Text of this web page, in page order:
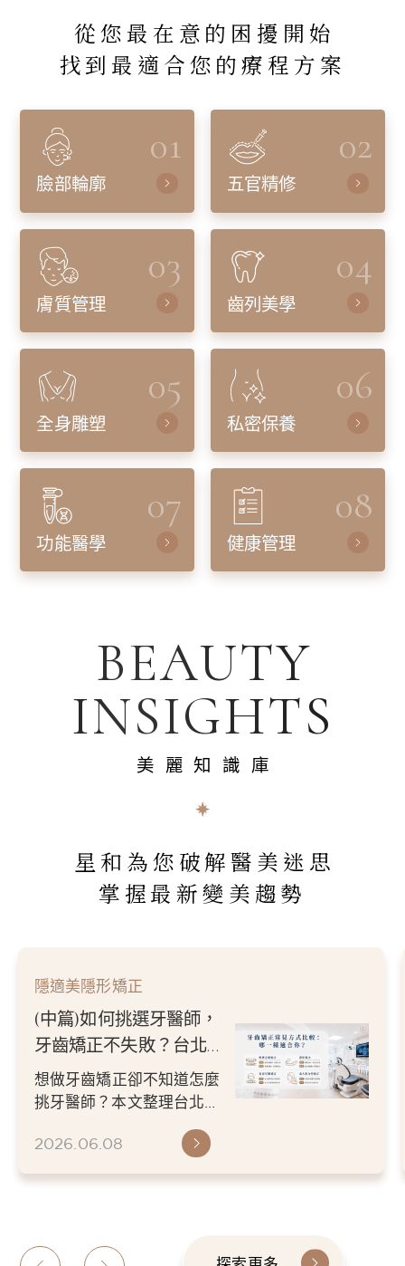
從您最在意的困擾開始
找到最適合您的療程方案
01
臉部輪廓
02
五官精修
03
膚質管理
04
齒列美學
05
全身雕塑
06
私密保養
07
功能醫學
08
健康管理
BEAUTY
INSIGHTS
美麗知識庫
星和為您破解醫美迷思
掌握最新變美趨勢
隱適美隱形矯正
(中篇)如何挑選牙醫師，
牙齒矯正不失敗？台北／
新竹牙醫推薦指南
想做牙齒矯正卻不知道怎麼
挑牙醫師？本文整理台北／
醫師經驗、數位檢查、矯正
2026.06.08